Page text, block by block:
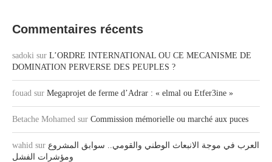
Commentaires récents
sadoki sur L’ORDRE INTERNATIONAL OU CE MECANISME DE
DOMINATION PERVERSE DES PEUPLES ?
fouad sur Megaprojet de ferme d’Adrar : « elmal ou Etfer3ine »
Betache Mohamed sur Commission mémorielle ou marché aux puces
wahid sur العرب في موجة الانبعاث الوطني والقومي.. سوابق المشروع
ومؤشرات الفشل